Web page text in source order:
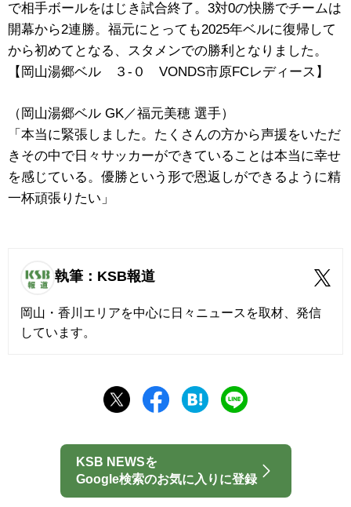
で相手ボールをはじき試合終了。3対0の快勝でチームは
開幕から2連勝。福元にとっても2025年ベルに復帰して
から初めてとなる、スタメンでの勝利となりました。
【岡山湯郷ベル ３-０ VONDS市原FCレディース】
（岡山湯郷ベル GK／福元美穂 選手）
「本当に緊張しました。たくさんの方から声援をいただ
きその中で日々サッカーができていることは本当に幸せ
を感じている。優勝という形で恩返しができるように精
一杯頑張りたい」
執筆：KSB報道
岡山・香川エリアを中心に日々ニュースを取材、発信
しています。
KSB NEWSを
Google検索のお気に入りに登録